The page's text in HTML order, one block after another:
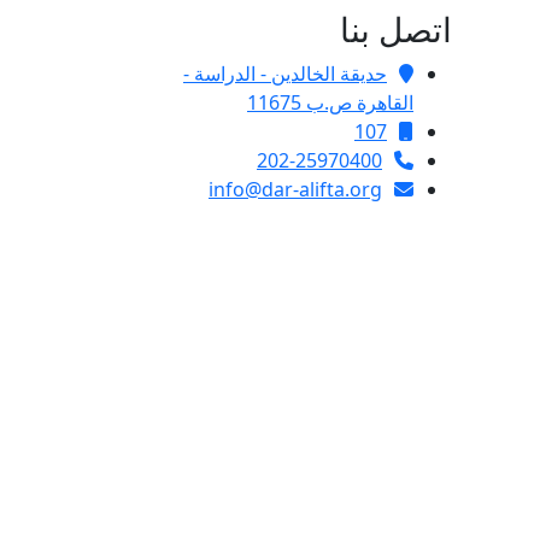
اتصل بنا
حديقة الخالدين - الدراسة -
القاهرة ص.ب 11675
107
202-25970400
info@dar-alifta.org